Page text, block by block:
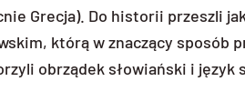
Grecja). Do historii przeszli
którą w znaczący sposób
obrządek słowiański i